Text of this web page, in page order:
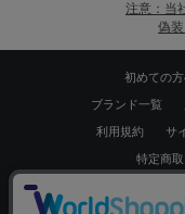
注意：当
偽
初めての
ブランド一覧
利用規約 サ
特定商
Copyrights ©